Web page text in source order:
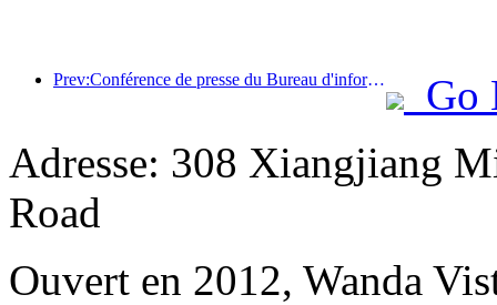
Prev:Conférence de presse du Bureau d'information du Conseil d'État : les recettes des voyages transfrontaliers de mon pays ont augmenté de 42 % au premier semestre de cette année
Go
Adresse: 308 Xiangjiang
Road
Ouvert en 2012, Wanda